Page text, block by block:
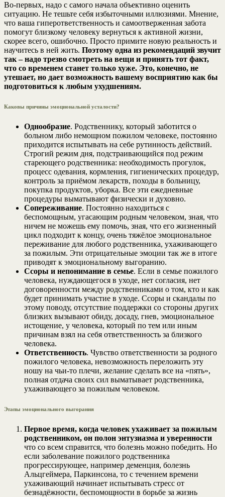
Во-первых, надо с самого начала объективно оценить
ситуацию. Не тешьте себя избыточными иллюзиями. Мнение,
что ваша гиперответственность и самоотверженная забота
помогут близкому человеку вернуться к активной жизни,
скорее всего, ошибочно. Просто примите новую реальность и
научитесь в ней жить. Поэтому одна из рекомендаций звучит
так – надо трезво смотреть на вещи и принять тот факт,
что со временем станет только хуже. Это, конечно, не
утешает, но дает возможность вашему восприятию как бы
подготовиться к любым ухудшениям.
Каковы причины эмоциональной усталости?
Однообразие. Родственнику, который заботится о
больном либо немощном пожилом человеке, постоянно
приходится испытывать на себе рутинность действий.
Строгий режим дня, подстраивающийся под режим
стареющего родственника: необходимость прогулок,
процесс одевания, кормления, гигиенических процедур,
контроль за приёмом лекарств, походы в больницу,
покупка продуктов, уборка. Все эти ежедневные
процедуры выматывают физически и духовно.
Сопереживание. Постоянно находиться с
беспомощным, угасающим родным человеком, зная, что
ничем не можешь ему помочь, зная, что его жизненный
цикл подходит к концу, очень тяжёлое эмоциональное
переживание для любого родственника, ухаживающего
за пожилым. Эти отрицательные эмоции так же в итоге
приводят к эмоциональному выгоранию.
Ссоры и непонимание в семье. Если в семье пожилого
человека, нуждающегося в уходе, нет согласия, нет
договоренности между родственниками о том, кто и как
будет принимать участие в уходе. Ссоры и скандалы по
этому поводу, отсутствие поддержки со стороны других
близких вызывают обиду, досаду, гнев, эмоциональное
истощение, у человека, который по тем или иным
причинам взял на себя ответственность за близкого
человека.
Ответственность. Чувство ответственности за родного
пожилого человека, невозможность переложить эту
ношу на чьи-то плечи, желание сделать все на «пять»,
полная отдача своих сил выматывает родственника,
ухаживающего за пожилым человеком.
Этапы эмоционального выгорания
Первое время, когда человек ухаживает за пожилым
родственником, он полон энтузиазма и уверенности
что со всем справится, что болезнь можно победить. Но
если заболевание пожилого родственника
прогрессирующее, например деменция, болезнь
Альцгеймера, Паркинсона, то с течением времени
ухаживающий начинает испытывать стресс от
безнадёжности, беспомощности в борьбе за жизнь